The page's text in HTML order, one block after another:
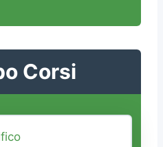
Corsi